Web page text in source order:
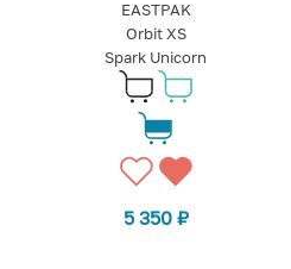
EASTPAK
Orbit XS
Spark Unicorn
5 350 ₽